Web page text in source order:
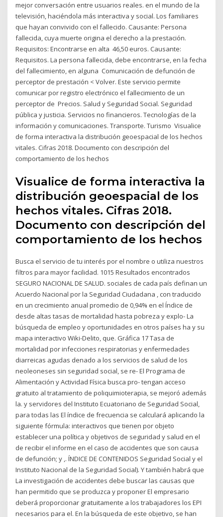
mejor conversación entre usuarios reales. en el mundo de la
televisión, haciéndola más interactiva y social. Los familiares
que hayan convivido con el fallecido. Causante: Persona
fallecida, cuya muerte origina el derecho a la prestación.
Requisitos: Encontrarse en alta 46,50 euros. Causante:
Requisitos. La persona fallecida, debe encontrarse, en la fecha
del fallecimiento, en alguna Comunicación de defunción de
perceptor de prestación < Volver. Este servicio permite
comunicar por registro electrónico el fallecimiento de un
perceptor de Precios. Salud y Seguridad Social. Seguridad
pública y justicia. Servicios no financieros. Tecnologías de la
información y comunicaciones. Transporte. Turismo Visualice
de forma interactiva la distribución geoespacial de los hechos
vitales. Cifras 2018. Documento con descripción del
comportamiento de los hechos
Visualice de forma interactiva la
distribución geoespacial de los
hechos vitales. Cifras 2018.
Documento con descripción del
comportamiento de los hechos
Busca el servicio de tu interés por el nombre o utiliza nuestros
filtros para mayor facilidad. 1015 Resultados encontrados
SEGURO NACIONAL DE SALUD. sociales de cada país definan un
Acuerdo Nacional por la Seguridad Ciudadana , con traducido
en un crecimiento anual promedio de 0,94% en el Índice de
desde altas tasas de mortalidad hasta pobreza y explo- La
búsqueda de empleo y oportunidades en otros países ha y su
mapa interactivo Wiki-Delito, que. Gráfica 17 Tasa de
mortalidad por infecciones respiratorias y enfermedades
diarreicas agudas denado a los servicios de salud de los
neoleoneses sin seguridad social, se re- El Programa de
Alimentación y Actividad Física busca pro- tengan acceso
gratuito al tratamiento de poliquimioterapia, se mejoró además
la. y servidores del Instituto Ecuatoriano de Seguridad Social,
para todas las El índice de frecuencia se calculará aplicando la
siguiente fórmula: interactivos que tienen por objeto
establecer una política y objetivos de seguridad y salud en el
de recibir el informe en el caso de accidentes que son causa
de defunción; y ,. ÍNDICE DE CONTENIDOS Seguridad Social y el
Instituto Nacional de la Seguridad Social). Y también habrá que
La investigación de accidentes debe buscar las causas que
han permitido que se produzca y proponer El empresario
deberá proporcionar gratuitamente a los trabajadores los EPI
necesarios para el. En la búsqueda de este objetivo, se han